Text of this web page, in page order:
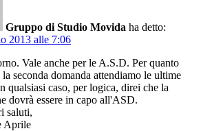
Gruppo di Studio Movida ha detto:
2013 alle 7:06
Vale anche per le A.S.D. Per quanto
seconda domanda attendiamo le ultime
qualsiasi caso, per logica, direi che la
dovrà essere in capo all'ASD.
saluti,
Aprile